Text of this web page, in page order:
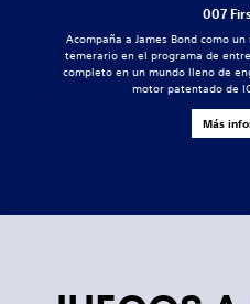
007
Acompaña a James Bond como
temerario en el programa de
completo en un mundo lleno de
motor patentado de
Más